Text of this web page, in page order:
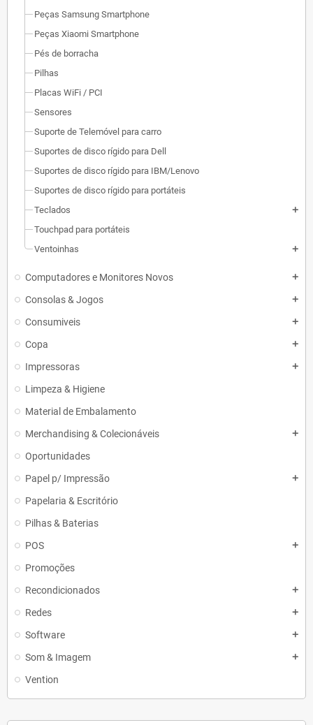
Peças Samsung Smartphone
Peças Xiaomi Smartphone
Pés de borracha
Pilhas
Placas WiFi / PCI
Sensores
Suporte de Telemóvel para carro
Suportes de disco rígido para Dell
Suportes de disco rígido para IBM/Lenovo
Suportes de disco rígido para portáteis
Teclados
add
Touchpad para portáteis
Ventoinhas
add
Computadores e Monitores Novos add
Consolas & Jogos add
Consumiveis add
Copa add
Impressoras add
Limpeza & Higiene
Material de Embalamento
Merchandising & Colecionáveis
add
Oportunidades
Papel p/ Impressão
add
Papelaria & Escritório
Pilhas & Baterias
POS
add
Promoções
Recondicionados
add
Redes add
Software add
Som & Imagem add
Vention